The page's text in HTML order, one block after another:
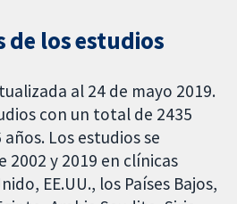
de los estudios
al 24 de mayo 2019.
con un total de 2435
Los estudios se
2002 y 2019 en clínicas
EE.UU., los Países Bajos,